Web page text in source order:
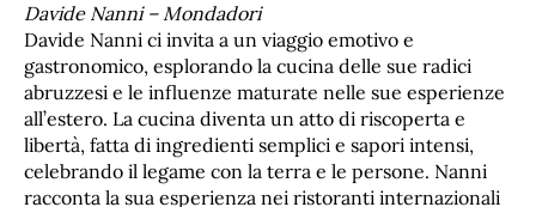
Davide Nanni – Mondadori
Davide Nanni ci invita a un viaggio emotivo e
gastronomico, esplorando la cucina delle sue radici
abruzzesi e le influenze maturate nelle sue esperienze
all’estero. La cucina diventa un atto di riscoperta e
libertà, fatta di ingredienti semplici e sapori intensi,
celebrando il legame con la terra e le persone. Nanni
racconta la sua esperienza nei ristoranti internazionali